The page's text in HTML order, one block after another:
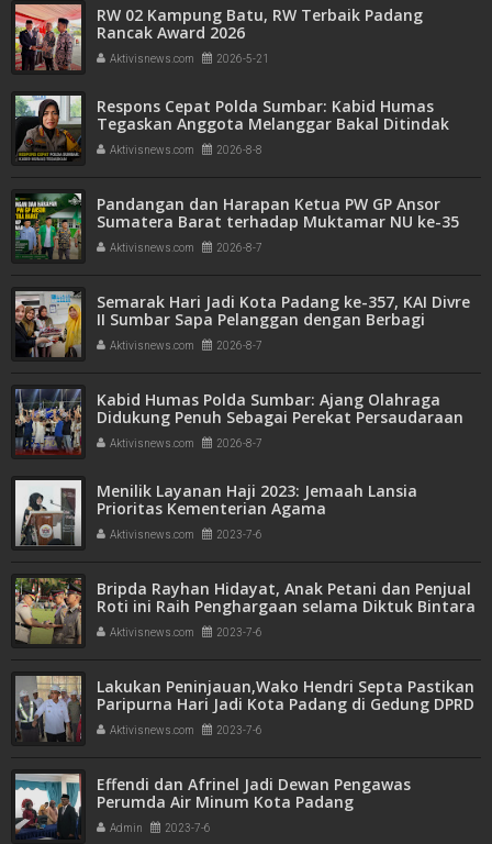
RW 02 Kampung Batu, RW Terbaik Padang
Rancak Award 2026
Aktivisnews.com 2026-5-21
Respons Cepat Polda Sumbar: Kabid Humas
Tegaskan Anggota Melanggar Bakal Ditindak
Tegas
Aktivisnews.com 2026-8-8
Pandangan dan Harapan Ketua PW GP Ansor
Sumatera Barat terhadap Muktamar NU ke-35
Aktivisnews.com 2026-8-7
Semarak Hari Jadi Kota Padang ke-357, KAI Divre
II Sumbar Sapa Pelanggan dengan Berbagi
Apresiasi di Stasiun Padang
Aktivisnews.com 2026-8-7
Kabid Humas Polda Sumbar: Ajang Olahraga
Didukung Penuh Sebagai Perekat Persaudaraan
dan Kamtibmas
Aktivisnews.com 2026-8-7
Menilik Layanan Haji 2023: Jemaah Lansia
Prioritas Kementerian Agama
Aktivisnews.com 2023-7-6
Bripda Rayhan Hidayat, Anak Petani dan Penjual
Roti ini Raih Penghargaan selama Diktuk Bintara
Polri
Aktivisnews.com 2023-7-6
Lakukan Peninjauan,Wako Hendri Septa Pastikan
Paripurna Hari Jadi Kota Padang di Gedung DPRD
yang Baru
Aktivisnews.com 2023-7-6
Effendi dan Afrinel Jadi Dewan Pengawas
Perumda Air Minum Kota Padang
Admin 2023-7-6